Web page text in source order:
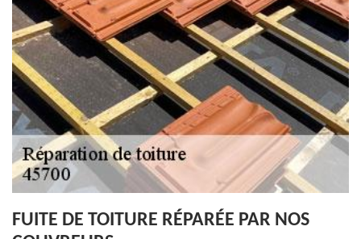
FUITE DE TOITURE RÉPARÉE PAR NOS